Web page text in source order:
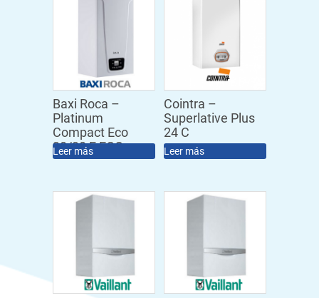
Baxi Roca –
Platinum
Compact Eco
30/30 F ECO
Leer más
Cointra –
Superlative Plus
24 C
Leer más